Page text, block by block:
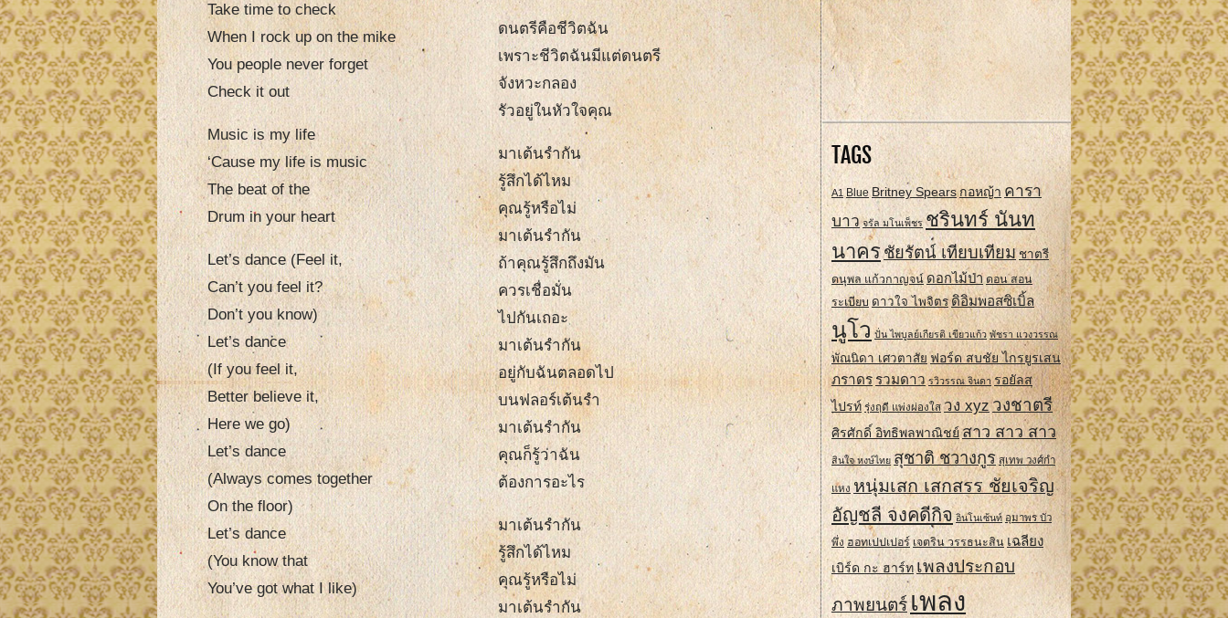
TAGS
A1 Blue Britney Spearsกอหญ้า คารา
บาว จรัล มโนเพ็ชร ชรินทร์ นันท
นาครชัยรัตน์ เทียบเทียม ชาตรี
ดนุพล แก้วกาญจน์ ดอกไม้ป่า ดอน สอน
ระเบียบ ดาวใจ ไพจิตร ดิอิมพอสซิเบิ้ล
นูโว ปั่น ไพบูลย์เกียรติ เขียวแก้ว พัชรา แวงวรรณ
พัณนิดา เศวตาสัย ฟอร์ด สบชัย ไกรยูรเสน
ภราดร รวมดาว รวิวรรณ จินดา รอยัลส
ไปรท์ รุ่งฤดี แพ่งผ่องใส วง xyz วงชาตรี
ศิรศักดิ์ อิทธิพลพาณิชย์สาว สาว สาว
สินใจ หงษ์ไทย สุชาติ ชวางกูร สุเทพ วงศ์กํา
แหง หนุ่มเสก เสกสรร ชัยเจริญ
อัญชลี จงคดีกิจ อินโนเซ้นท์ อุมาพร บัว
พึ่ง ฮอทเปปเปอร์ เจตริน วรรธนะสิน เฉลียง
เบิร์ด กะ ฮาร์ท เพลงประกอบ
ภาพยนตร์เพลง
Take time to check
When I rock up on the mike
You people never forget
Check it out
Music is my life
‘Cause my life is music
The beat of the
Drum in your heart
Let’s dance (Feel it,
Can’t you feel it?
Don’t you know)
Let’s dance
(If you feel it,
Better believe it,
Here we go)
Let’s dance
(Always comes together
On the floor)
Let’s dance
(You know that
You’ve got what I like)
ดนตรีคือชีวิตฉัน
เพราะชีวิตฉันมีแต่ดนตรี
จังหวะกลอง
รัวอยู่ในหัวใจคุณ
มาเต้นรำกัน
รู้สึกได้ไหม
คุณรู้หรือไม่
มาเต้นรำกัน
ถ้าคุณรู้สึกถึงมัน
ควรเชื่อมั่น
ไปกันเถอะ
มาเต้นรำกัน
อยู่กับฉันตลอดไป
บนฟลอร์เต้นรำ
มาเต้นรำกัน
คุณก็รู้ว่าฉัน
ต้องการอะไร
มาเต้นรำกัน
รู้สึกได้ไหม
คุณรู้หรือไม่
มาเต้นรำกัน